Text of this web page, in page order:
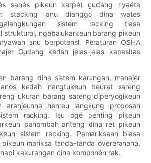
sanés pikeun karpét gudang nyaéta
stacking anu dianggo dina wates
sistem racking tiasa
struktural, ngabalukarkeun barang pikeun
anu berpotensi. Peraturan OSHA
Gudang kedah jelas-jelas kapasitas
barang dina sistem karungan, manajer
kedah nangtukeun beurat sareng
ukuran barang sareng diperyogikeun
aranjeunna henteu langkung proposan
racking. Ieu ogé penting pikeun
panambah anteng dina rét pikeun
sistem racking. Pamariksaan biasa
mariksa tanda-tanda overeranana,
kakurangan dina komponén rak.